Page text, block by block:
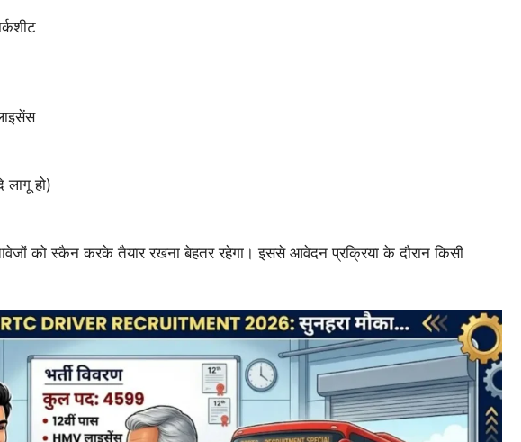
लागू हो)
को स्कैन करके तैयार रखना बेहतर रहेगा। इससे आवेदन प्रक्रिया के दौरान किसी